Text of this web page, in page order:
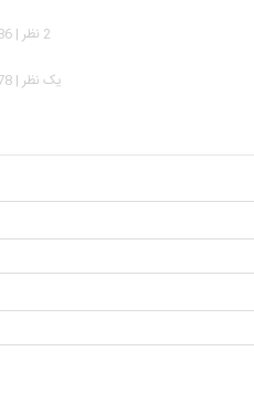
2 نظر | 3,186 بازدید
يک نظر | 4,578 بازدید